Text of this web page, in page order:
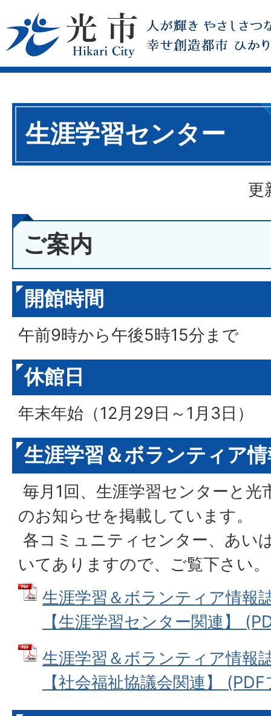
生涯学習センター
更
ご案内
開館時間
午前9時から午後5時15分まで
休館日
年末年始（12月29日～1月3日）
生涯学習＆ボランティア
毎月1回、生涯学習センターと光
のお知らせを掲載しています。
各コミュニティセンター、あい
いてありますので、ご覧下さい。
生涯学習＆ボランティア情報
【生涯学習センター関連】
生涯学習＆ボランティア情報
【社会福祉協議会関連】